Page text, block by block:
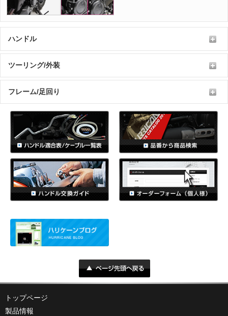
ハンドル
ツーリング/外装
フレーム/足回り
トップページ
製品情報